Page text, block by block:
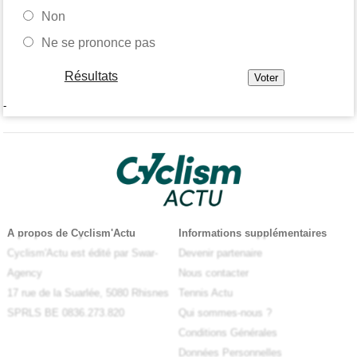
Non
Ne se prononce pas
Résultats
-
A propos de Cyclism'Actu
Cyclism'Actu est édité par Swar-
Agency
17 rue de la Suarlée, 5080 Rhisnes
SPRLS BE 0836.273.820
Informations supplémentaires
Devenir partenaire
Nous contacter
Tennis Actu
Qui sommes-nous ?
Conditions Générales
Données Personnelles